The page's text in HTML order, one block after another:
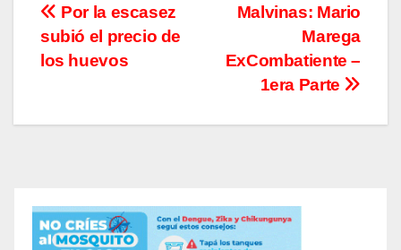
Navegación
de
Malvinas: Mario
Marega
ExCombatiente –
1era Parte
Por la escasez
subió el precio de
los huevos